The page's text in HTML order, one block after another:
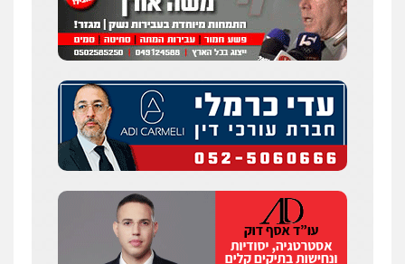
מנשה, אלמוג – עורכי דין
פלילי עבירות תנועה צווארון לבן תעבורה
0546470989
עו"ד אבי כהן
פלילי פשיעה חמורה קטינים אלימות
סמים עבירות מין
0523647066
ויקי שמואל – משרד עו"ד